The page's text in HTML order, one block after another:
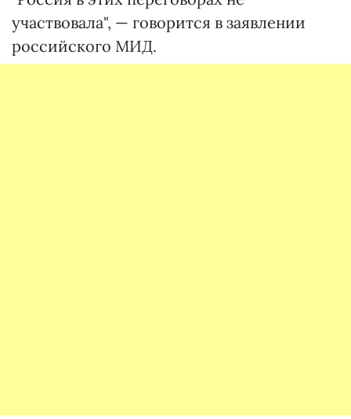
участвовала", — говорится в заявлении
российского МИД.